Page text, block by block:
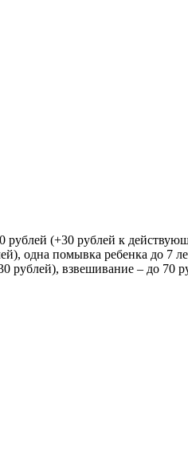
рублей (+30 рублей к
одна помывка ребенка до 7
рублей), взвешивание – до 70